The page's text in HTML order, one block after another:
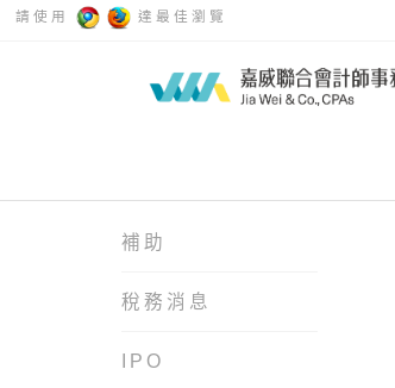
請使用 達最佳瀏覽
補助
稅務消息
IPO